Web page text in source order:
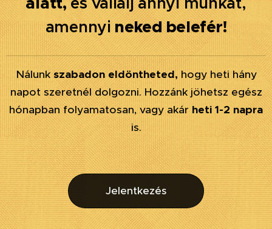
amennyineked belefér!
Nálunk szabadon eldöntheted, hogy heti hány
napot szeretnél dolgozni. Hozzánk jöhetsz egész
hónapban folyamatosan, vagy akár heti 1-2 napra
is.
Jelentkezés